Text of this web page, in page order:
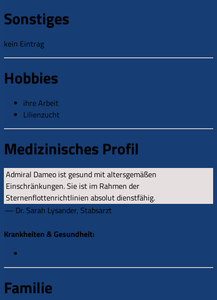
Sonstiges
kein Eintrag
Hobbies
ihre Arbeit
Lilienzucht
Medizinisches Profil
Admiral Dameo ist gesund mit altersgemäßen
Einschränkungen. Sie ist im Rahmen der
Sternenflottenrichtlinien absolut dienstfähig.
— Dr. Sarah Lysander, Stabsarzt
Krankheiten & Gesundheit:
Familie